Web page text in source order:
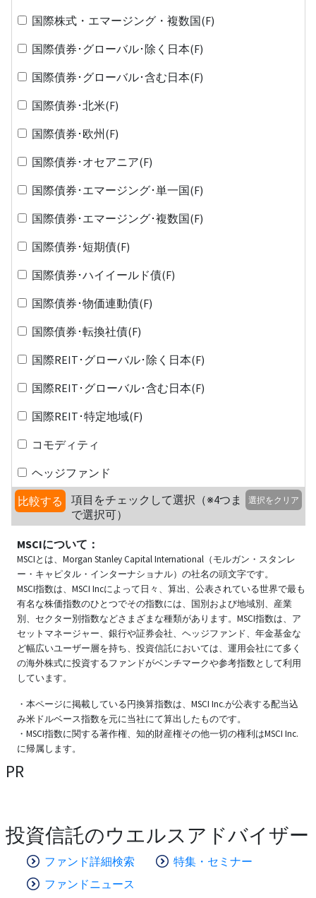
国際株式・エマージング・複数国(F)
国際債券･グローバル･除く日本(F)
国際債券･グローバル･含む日本(F)
国際債券･北米(F)
国際債券･欧州(F)
国際債券･オセアニア(F)
国際債券･エマージング･単一国(F)
国際債券･エマージング･複数国(F)
国際債券･短期債(F)
国際債券･ハイイールド債(F)
国際債券･物価連動債(F)
国際債券･転換社債(F)
国際REIT･グローバル･除く日本(F)
国際REIT･グローバル･含む日本(F)
国際REIT･特定地域(F)
コモディティ
ヘッジファンド
比較する
項目をチェックして選択（※4つま
で選択可）
選択をクリア
MSCIについて：
MSCIとは、Morgan Stanley Capital International（モルガン・スタンレ
ー・キャピタル・インターナショナル）の社名の頭文字です。
MSCI指数は、MSCI Incによって日々、算出、公表されている世界で最も
有名な株価指数のひとつでその指数には、国別および地域別、産業
別、セクター別指数などさまざまな種類があります。MSCI指数は、ア
セットマネージャー、銀行や証券会社、ヘッジファンド、年金基金な
ど幅広いユーザー層を持ち、投資信託においては、運用会社にて多く
の海外株式に投資するファンドがベンチマークや参考指数として利用
しています。
・本ページに掲載している円換算指数は、MSCI Inc.が公表する配当込
み米ドルベース指数を元に当社にて算出したものです。
・MSCI指数に関する著作権、知的財産権その他一切の権利はMSCI Inc.
に帰属します。
PR
投資信託のウエルスアドバイザー
ファンド詳細検索
特集・セミナー
ファンドニュース